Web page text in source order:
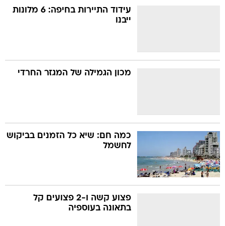
עידוד התיירות בחיפה: 6 מלונות
ייבנו
מכון הגמילה של המגזר החרדי
כמה חם: שיא כל הזמנים בביקוש
לחשמל
פצוע קשה ו-2 פצועים קל
בתאונה בעוספיה